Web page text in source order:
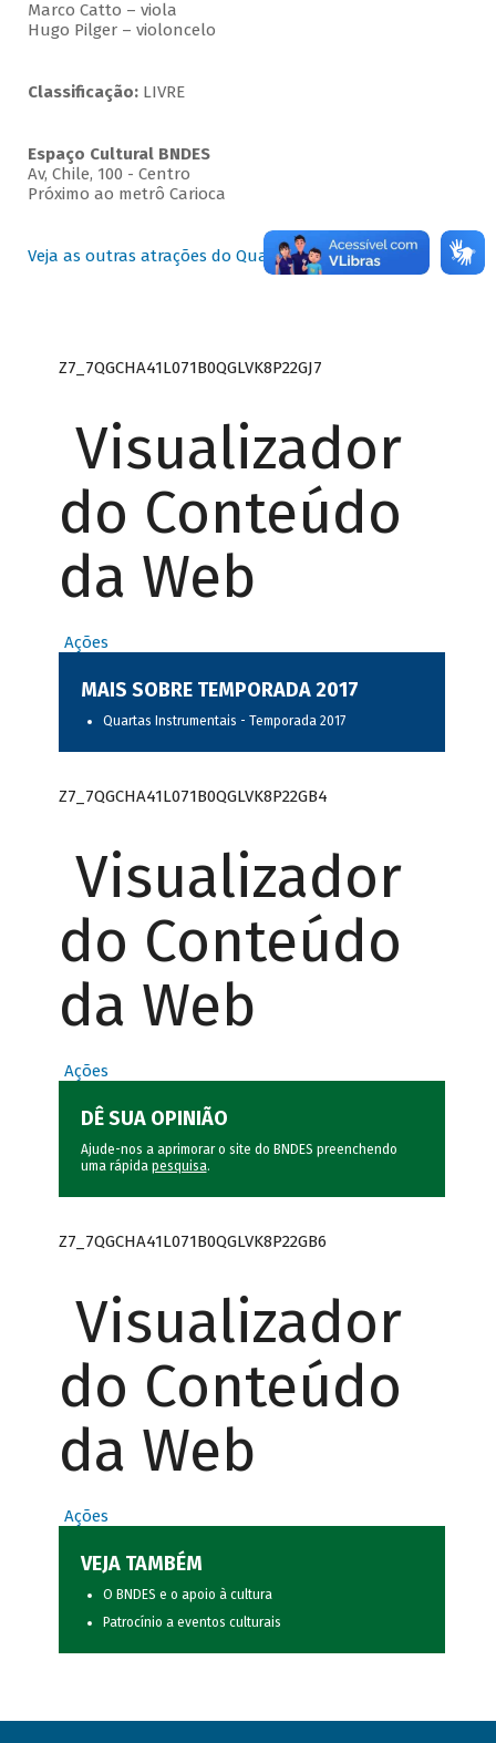
Marco Catto – viola
Hugo Pilger – violoncelo
Classificação:LIVRE
Espaço Cultural BNDES
Av, Chile, 100 - Centro
Próximo ao metrô Carioca
Veja as outras atrações do Quartas Instrumentais
Z7_7QGCHA41L071B0QGLVK8P22GJ7
Visualizador
do Conteúdo
da Web
Ações
MAIS SOBRE TEMPORADA 2017
Quartas Instrumentais - Temporada 2017
Z7_7QGCHA41L071B0QGLVK8P22GB4
Visualizador
do Conteúdo
da Web
Ações
DÊ SUA OPINIÃO
Ajude-nos a aprimorar o site do BNDES preenchendo
uma rápida pesquisa.
Z7_7QGCHA41L071B0QGLVK8P22GB6
Visualizador
do Conteúdo
da Web
Ações
VEJA TAMBÉM
O BNDES e o apoio à cultura
Patrocínio a eventos culturais